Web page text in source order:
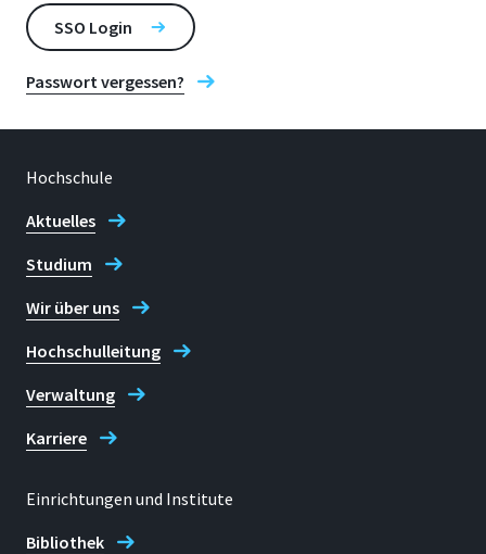
SSO Login
Passwort vergessen?
Hochschule
Aktuelles
Studium
Wir über uns
Hochschulleitung
Verwaltung
Karriere
Einrichtungen und Institute
Bibliothek